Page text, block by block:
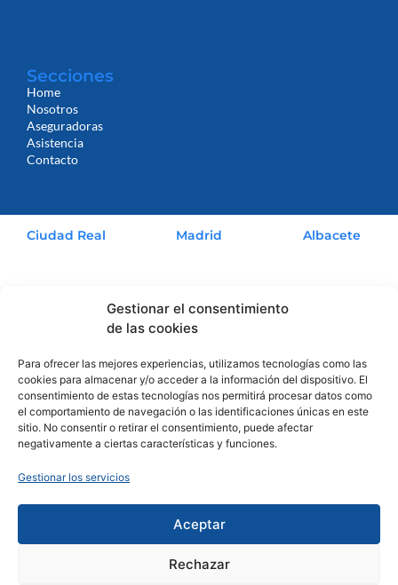
Gestionar el consentimiento
de las cookies
Para ofrecer las mejores experiencias, utilizamos tecnologías como las
cookies para almacenar y/o acceder a la información del dispositivo. El
consentimiento de estas tecnologías nos permitirá procesar datos como
el comportamiento de navegación o las identificaciones únicas en este
sitio. No consentir o retirar el consentimiento, puede afectar
negativamente a ciertas características y funciones.
Gestionar los servicios
Aceptar
Rechazar
Secciones
Home
Nosotros
Aseguradoras
Asistencia
Contacto
Ciudad Real Madrid Albacete
Cuenca
607 211 331
Alicante
633 404 491
fondos del Plan de Recuperación, Transformación y
Resiliencia de España, financiado por el Plan Europeo Next
Generation EU.